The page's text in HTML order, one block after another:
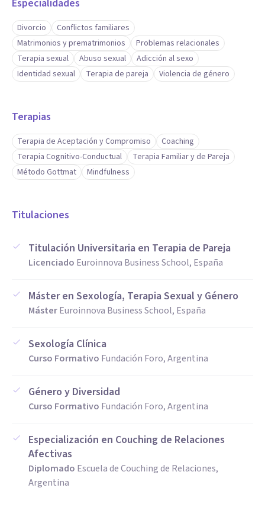
Especialidades
Divorcio
Conflictos familiares
Matrimonios y prematrimonios
Problemas relacionales
Terapia sexual
Abuso sexual
Adicción al sexo
Identidad sexual
Terapia de pareja Violencia de género
Terapias
Terapia de Aceptación y Compromiso
Coaching
Terapia Cognitivo-Conductual
Terapia Familiar y de Pareja
Método Gottmat
Mindfulness
Titulaciones
Titulación Universitaria en Terapia de Pareja
Licenciado Euroinnova Business School, España
Máster en Sexología, Terapia Sexual y Género
MásterEuroinnova Business School, España
Sexología Clínica
Curso Formativo Fundación Foro, Argentina
Género y Diversidad
Curso Formativo Fundación Foro, Argentina
Especialización en Couching de Relaciones
Afectivas
Diplomado Escuela de Couching de Relaciones,
Argentina